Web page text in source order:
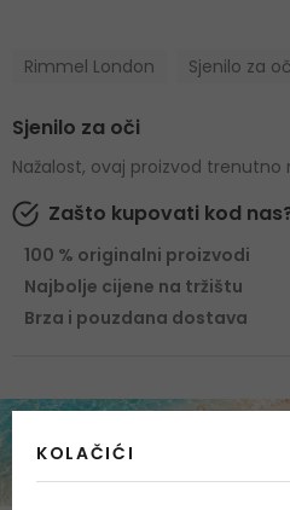
Rimmel London Sjenilo za
Sjenilo za oči
Nažalost, ovaj proizvod trenutno
Zašto kupovati kod
100 % originalni proizvodi
Najbolje cijene na tržištu
Brza i pouzdana dostava
KOLAČIĆI